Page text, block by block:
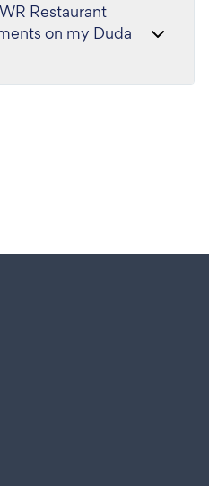
Restaurant
on my Duda